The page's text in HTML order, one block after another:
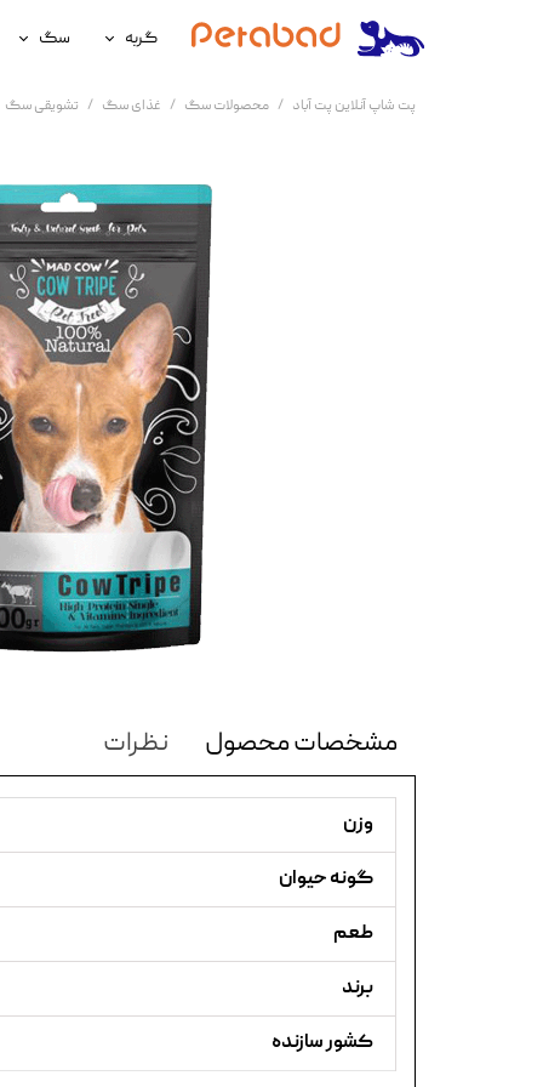
گربه
غذای گربه
سلامتی گربه
آرایشی و بهداشتی گربه
سگ
غذای سگ
سلامتی
آرایشی و
پت شاپ آنلاین پت آباد محصولات سگ غذای سگ تشویقی سگ
مشخصات محصول نظرات
وزن
گونه حیوان
طعم
برند
کشور سازنده